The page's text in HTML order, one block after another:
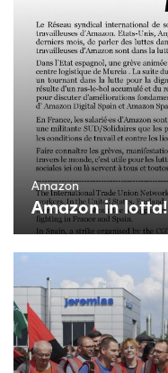
Amazon
Amazon in lotta!